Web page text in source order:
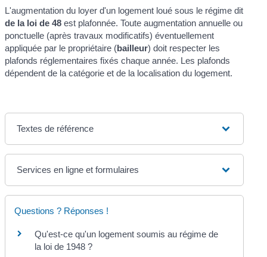
L'augmentation du loyer d'un logement loué sous le régime dit
de la loi de 48 est plafonnée. Toute augmentation annuelle ou
ponctuelle (après travaux modificatifs) éventuellement
appliquée par le propriétaire (bailleur) doit respecter les
plafonds réglementaires fixés chaque année. Les plafonds
dépendent de la catégorie et de la localisation du logement.
Textes de référence
Services en ligne et formulaires
Questions ? Réponses !
Qu'est-ce qu'un logement soumis au régime de
la loi de 1948 ?